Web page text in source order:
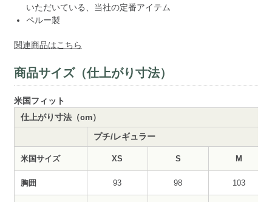
いただいている、当社の定番アイテム
ペルー製
関連商品はこちら
商品サイズ（仕上がり寸法）
米国フィット
仕上がり寸法（cm）
プチ/レギュラー
米国サイズ XS S M
胸囲 93 98 103